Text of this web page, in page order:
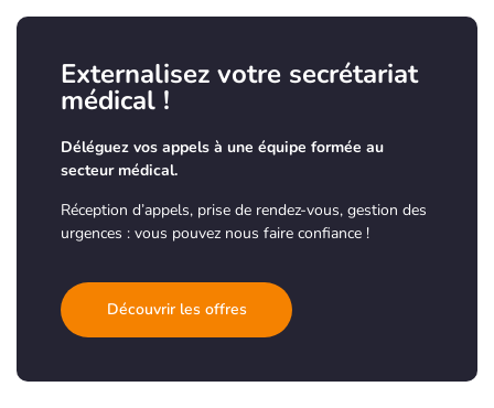
Externalisez votre secrétariat
médical !
Déléguez vos appels à une équipe formée au
secteur médical.
Réception d’appels, prise de rendez-vous, gestion des
urgences : vous pouvez nous faire confiance !
Découvrir les offres